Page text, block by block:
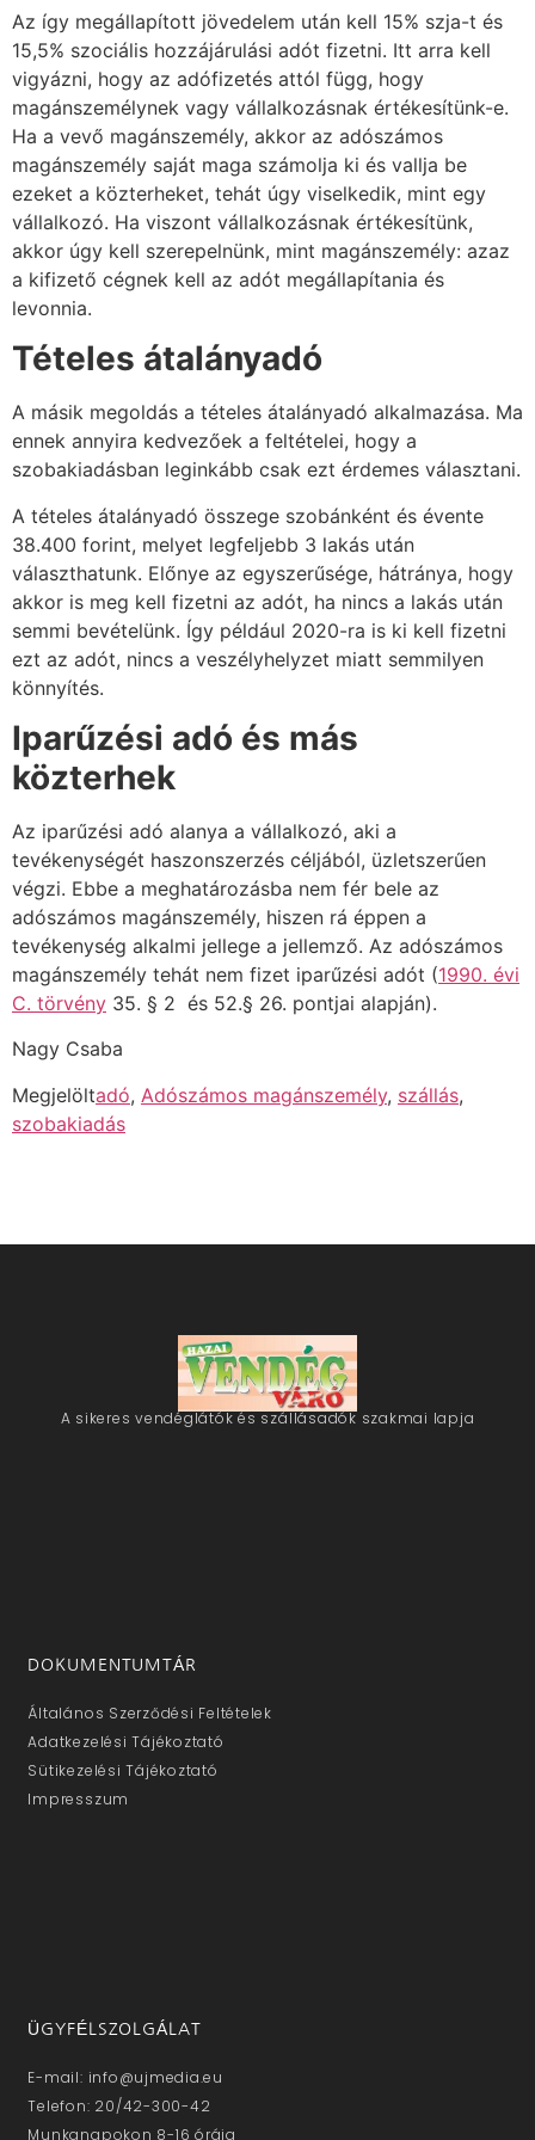
Az így megállapított jövedelem után kell 15% szja-t és
15,5% szociális hozzájárulási adót fizetni. Itt arra kell
vigyázni, hogy az adófizetés attól függ, hogy
magánszemélynek vagy vállalkozásnak értékesítünk-e.
Ha a vevő magánszemély, akkor az adószámos
magánszemély saját maga számolja ki és vallja be
ezeket a közterheket, tehát úgy viselkedik, mint egy
vállalkozó. Ha viszont vállalkozásnak értékesítünk,
akkor úgy kell szerepelnünk, mint magánszemély: azaz
a kifizető cégnek kell az adót megállapítania és
levonnia.
Tételes átalányadó
A másik megoldás a tételes átalányadó alkalmazása. Ma
ennek annyira kedvezőek a feltételei, hogy a
szobakiadásban leginkább csak ezt érdemes választani.
A tételes átalányadó összege szobánként és évente
38.400 forint, melyet legfeljebb 3 lakás után
választhatunk. Előnye az egyszerűsége, hátránya, hogy
akkor is meg kell fizetni az adót, ha nincs a lakás után
semmi bevételünk. Így például 2020-ra is ki kell fizetni
ezt az adót, nincs a veszélyhelyzet miatt semmilyen
könnyítés.
Iparűzési adó és más
közterhek
Az iparűzési adó alanya a vállalkozó, aki a
tevékenységét haszonszerzés céljából, üzletszerűen
végzi. Ebbe a meghatározásba nem fér bele az
adószámos magánszemély, hiszen rá éppen a
tevékenység alkalmi jellege a jellemző. Az adószámos
magánszemély tehát nem fizet iparűzési adót (1990. évi
C. törvény 35. § 2 és 52.§ 26. pontjai alapján).
Nagy Csaba
Megjelöltadó, Adószámos magánszemély, szállás,
szobakiadás
A sikeres vendéglátók és szállásadók szakmai lapja
DOKUMENTUMTÁR
Általános Szerződési Feltételek
Adatkezelési Tájékoztató
Sütikezelési Tájékoztató
Impresszum
ÜGYFÉLSZOLGÁLAT
E-mail: info@ujmedia.eu
Telefon: 20/42-300-42
Munkanapokon 8-16 óráig